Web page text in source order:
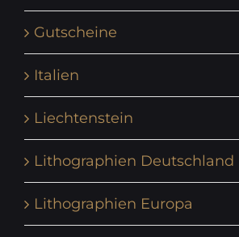
Gutscheine
Italien
Liechtenstein
Lithographien Deutschland
Lithographien Europa